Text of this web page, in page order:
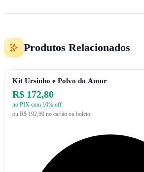
Produtos Relacionados
Kit Ursinho e Polvo do Amor
R$ 172,80
no PIX com 10% off
ou R$ 192,00 no cartão ou boleto